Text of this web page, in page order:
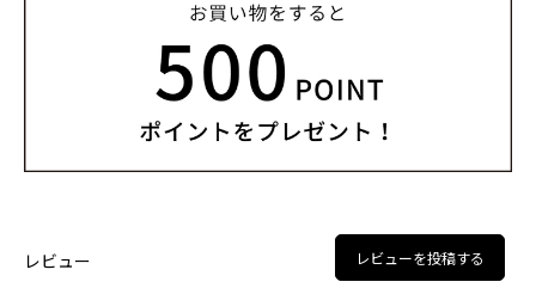
レビュー レビューを投稿する